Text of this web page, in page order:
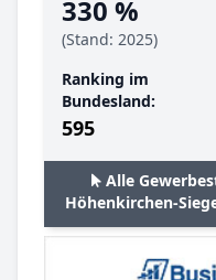
330 %
(Stand: 2025)
Ranking im
Bundesland:
595
Alle
Höhenkirchen-